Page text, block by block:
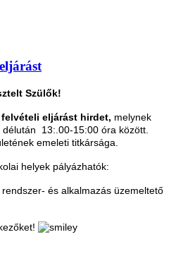
Szülők!
eljárást hirdet, melynek
13:.00-15:00 óra között.
emeleti titkársága.
helyek pályázhatók:
és alkalmazás üzemeltető